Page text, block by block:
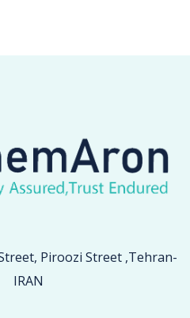
Piroozi Street ,Tehran-
IRAN